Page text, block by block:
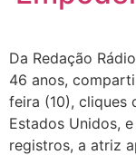
Da Redação
46 anos,
feira (10), cliques
Estados Unidos,
registros, a atriz